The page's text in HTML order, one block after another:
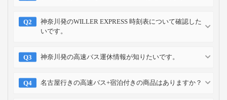
神奈川発のWILLER EXPRESS 時刻表について確認した
いです。
神奈川発の高速バス運休情報が知りたいです。
名古屋行きの高速バス+宿泊付きの商品はありますか？